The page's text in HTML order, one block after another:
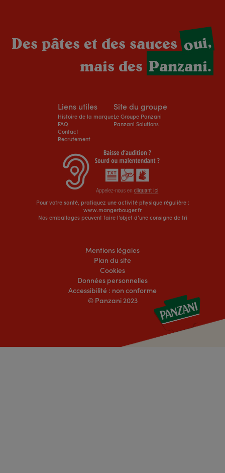
Des pâtes et des saucesoui,
mais des Panzani.
Liens utiles
Histoire de la marque
FAQ
Contact
Recrutement
Site du groupe
Le Groupe Panzani
Panzani Solutions
Pour votre santé, pratiquez une activité physique régulière :
www.mangerbouger.fr
Nos emballages peuvent faire l’objet d’une consigne de tri
Mentions légales
Plan du site
Cookies
Données personnelles
Accessibilité : non conforme
© Panzani 2023